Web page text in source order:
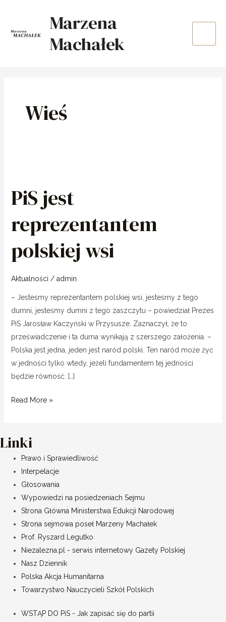
content
Marzena
Machałek
Wieś
PiS jest
reprezentantem
polskiej wsi
Aktualności / admin
– Jesteśmy reprezentantem polskiej wsi, jesteśmy z tego
dumni, jesteśmy dumni z tego zaszczytu – powiedział Prezes
PiS Jarosław Kaczyński w Przysusze. Zaznaczył, że to
przeświadczenie i ta duma wynikają z szerszego założenia. –
Polska jest jedna, jeden jest naród polski. Ten naród może żyć
w jedności tylko wtedy, jeżeli fundamentem tej jedności
będzie równość. […]
reprezentantem
polskiej
wsi
Read More »
Linki
Prawo i Sprawiedliwość
Interpelacje
Głosowania
Wypowiedzi na posiedzeniach Sejmu
Strona Główna Ministerstwa Edukcji Narodowej
Strona sejmowa poseł Marzeny Machałek
Prof. Ryszard Legutko
Niezalezna.pl - serwis internetowy Gazety Polskiej
Nasz Dziennik
Polska Akcja Humanitarna
Towarzystwo Nauczycieli Szkół Polskich
WSTĄP DO PiS - Jak zapisać się do partii